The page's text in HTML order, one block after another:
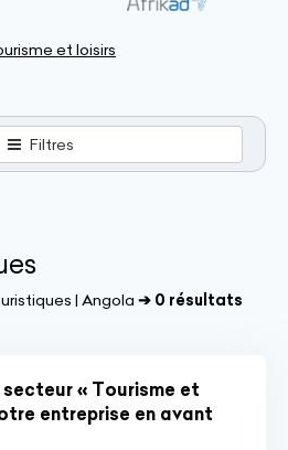
et loisirs
Filtres
| Angola ➔ 0 résultats
« Tourisme et
entreprise en avant